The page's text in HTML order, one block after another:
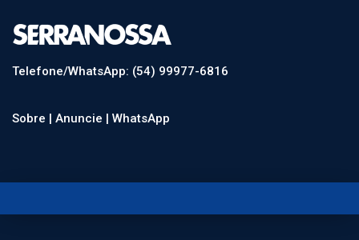
Telefone/WhatsApp: (54) 99977-6816
Sobre | Anuncie | WhatsApp